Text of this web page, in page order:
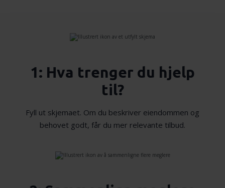
1: Hva trenger du hjelp
til?
Fyll ut skjemaet. Om du beskriver eiendommen og
behovet godt, får du mer relevante tilbud.